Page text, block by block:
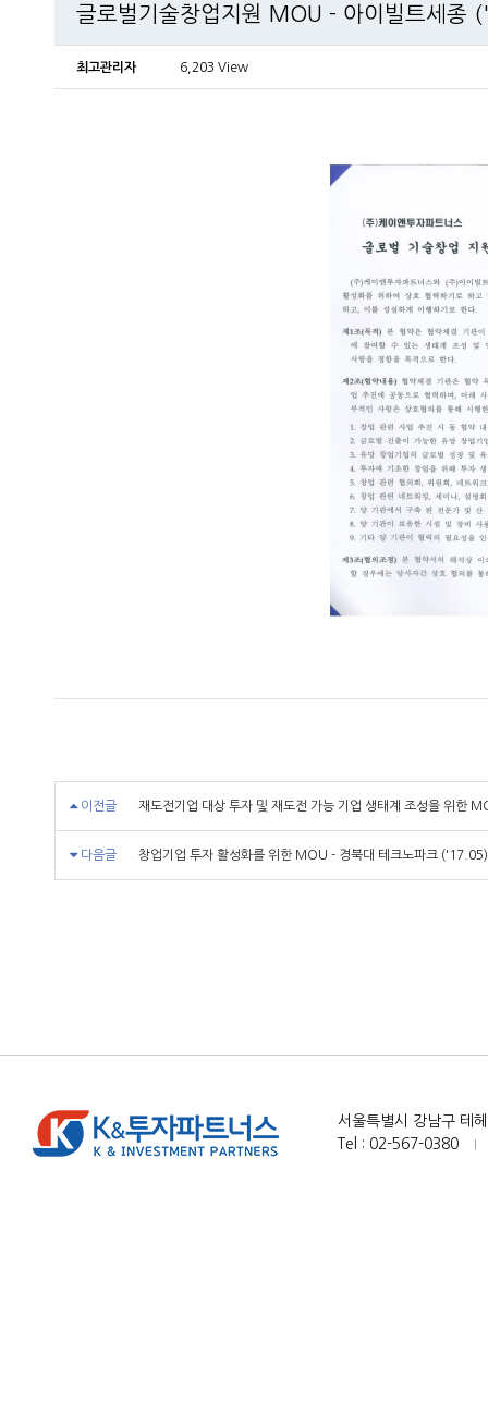
글로벌기술창업지원 MOU - 아이빌트세종
최고관리자 6,203 View
이전글 재도전기업 대상 투자 및 재도전 가능 기업 생태계 조성을 위한
다음글 창업기업 투자 활성화를 위한 MOU - 경북대 테크노파크 ('17.05)
서울특별시 강남구 테
Tel : 02-567-0380